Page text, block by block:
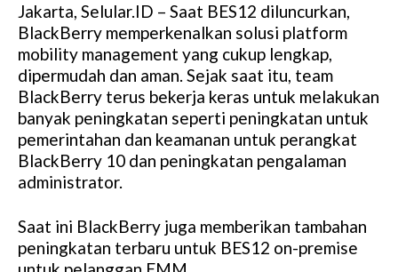
Jakarta, Selular.ID – Saat BES12 diluncurkan,
BlackBerry memperkenalkan solusi platform
mobility management yang cukup lengkap,
dipermudah dan aman. Sejak saat itu, team
BlackBerry terus bekerja keras untuk melakukan
banyak peningkatan seperti peningkatan untuk
pemerintahan dan keamanan untuk perangkat
BlackBerry 10 dan peningkatan pengalaman
administrator.
Saat ini BlackBerry juga memberikan tambahan
peningkatan terbaru untuk BES12 on-premise